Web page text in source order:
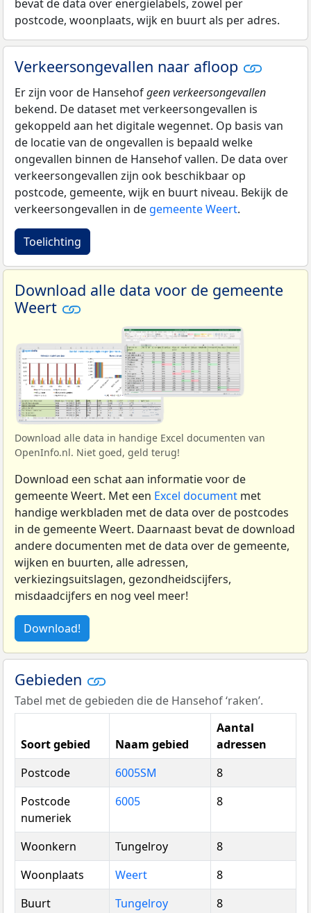
bevat de data over energielabels, zowel per
postcode, woonplaats, wijk en buurt als per adres.
Verkeersongevallen naar afloop
Er zijn voor de Hansehofgeen verkeersongevallen
bekend. De dataset met verkeersongevallen is
gekoppeld aan het digitale wegennet. Op basis van
de locatie van de ongevallen is bepaald welke
ongevallen binnen de Hansehof vallen. De data over
verkeersongevallen zijn ook beschikbaar op
postcode, gemeente, wijk en buurt niveau. Bekijk de
verkeersongevallen in de gemeente Weert.
Toelichting
Download alle data voor de gemeente
Weert
Download alle data in handige Excel documenten van
OpenInfo.nl. Niet goed, geld terug!
Download een schat aan informatie voor de
gemeente Weert. Met een Excel document met
handige werkbladen met de data over de postcodes
in de gemeente Weert. Daarnaast bevat de download
andere documenten met de data over de gemeente,
wijken en buurten, alle adressen,
verkiezingsuitslagen, gezondheidscijfers,
misdaadcijfers en nog veel meer!
Download!
Gebieden
Tabel met de gebieden die de Hansehof ‘raken’.
Soort gebied Naam gebied
Aantal
adressen
Postcode
6005SM
8
Postcode
numeriek
6005 8
Woonkern Tungelroy
8
Woonplaats
Weert
8
Buurt
Tungelroy
8